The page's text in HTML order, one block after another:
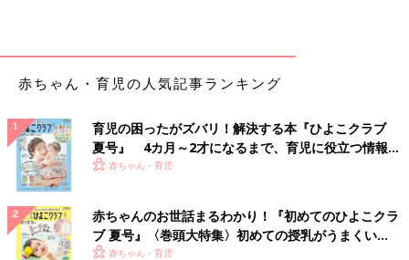
だけで決めるのはダメだなと思いました。娘は日本人でノリノリ
えるようになりました。でも、外国人でもノリノリじゃない先生
の時は英語が好きではなくなってしまいました」
「幼稚園の娘は絵本の王子様が大好き。王子様系の外国人の先生
だったので目がハートになって、毎週楽しみにしていました。先
生にも好かれたくて予習までしていましたよ（笑）」
赤ちゃん・育児の人気記事ランキング
育児の困ったがズバリ！解決する本『ひよこクラブ
夏号』 4カ月～2才になるまで、育児に役立つ情報が
いっぱい！
赤ちゃん・育児
赤ちゃんのお世話まるわかり！『初めてのひよこクラ
ブ 夏号』〈巻頭大特集〉初めての授乳がうまくい
く！ おっぱい・ミルクの基本と夏のトラブル 解決テ
赤ちゃん・育児